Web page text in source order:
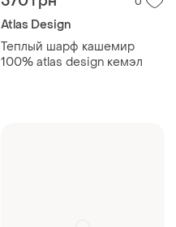
Atlas Design
Теплый шарф кашемир
100% atlas design кемэл